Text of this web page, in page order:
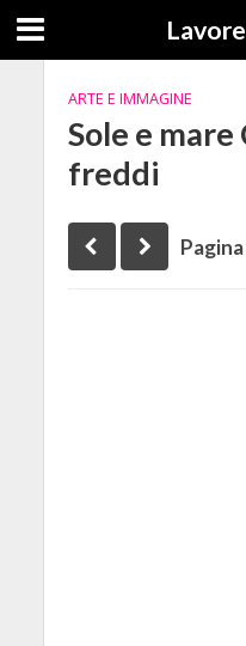
ARTE E IMMAGINE
Sole e
freddi